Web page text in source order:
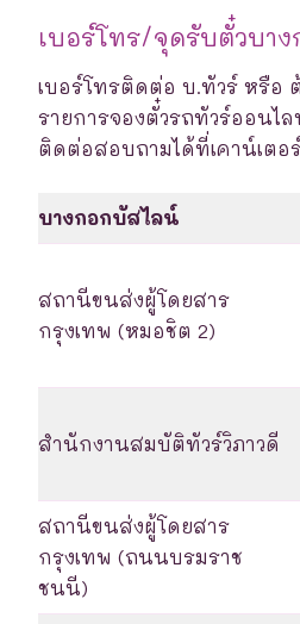
เบอร์โทร/จุดรับตั๋วบา
เบอร์โทรติดต่อ บ.ทัวร์ หรือ
รายการจองตั๋วรถทัวร์ออนไ
ติดต่อสอบถามได้ที่เคาน์เตอ
บางกอกบัสไลน์
สถานีขนส่งผู้โดยสาร
กรุงเทพ (หมอชิต 2)
สำนักงานสมบัติทัวร์วิภาวดี
สถานีขนส่งผู้โดยสาร
กรุงเทพ (ถนนบรมราช
ชนนี)